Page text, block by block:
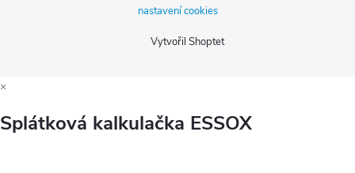
Vytvořil Shoptet
nastavení cookies
×
Splátková kalkulačka ESSOX